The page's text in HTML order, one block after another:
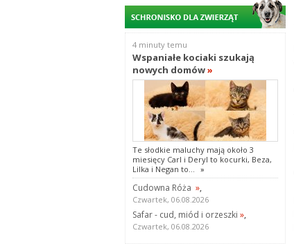
4 minuty temu
Wspaniałe kociaki szukają
nowych domów»
Te słodkie maluchy mają około 3
miesięcy Carl i Deryl to kocurki, Beza,
Lilka i Negan to... »
Cudowna Róża »,
Czwartek, 06.08.2026
Safar - cud, miód i orzeszki »,
Czwartek, 06.08.2026